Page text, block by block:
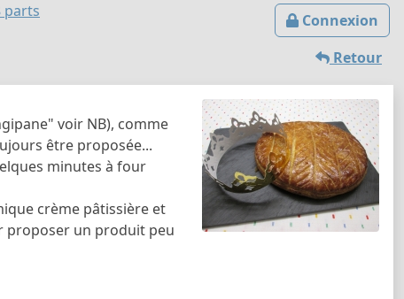
Connexion
parts
Retour
voir NB), comme
être proposée...
minutes à four
crème pâtissière et
proposer un produit peu